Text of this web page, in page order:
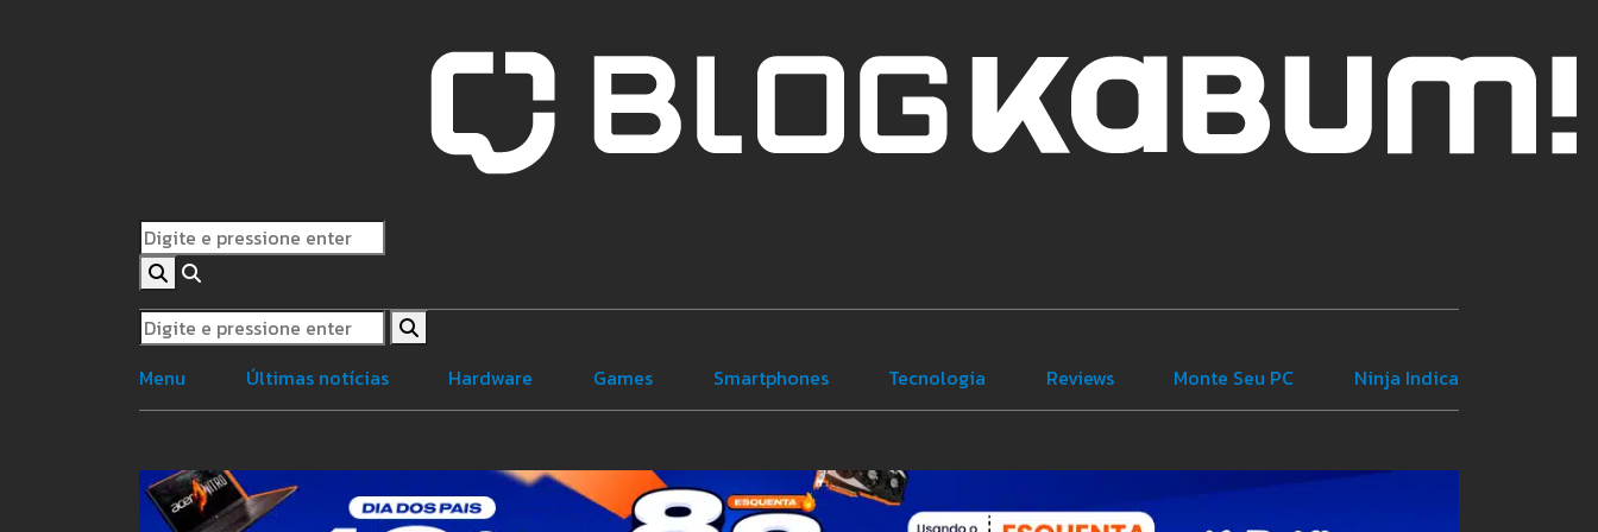
Menu Últimas notícias Hardware Games Smartphones Tecnologia Reviews Monte Seu PC Ninja Indica